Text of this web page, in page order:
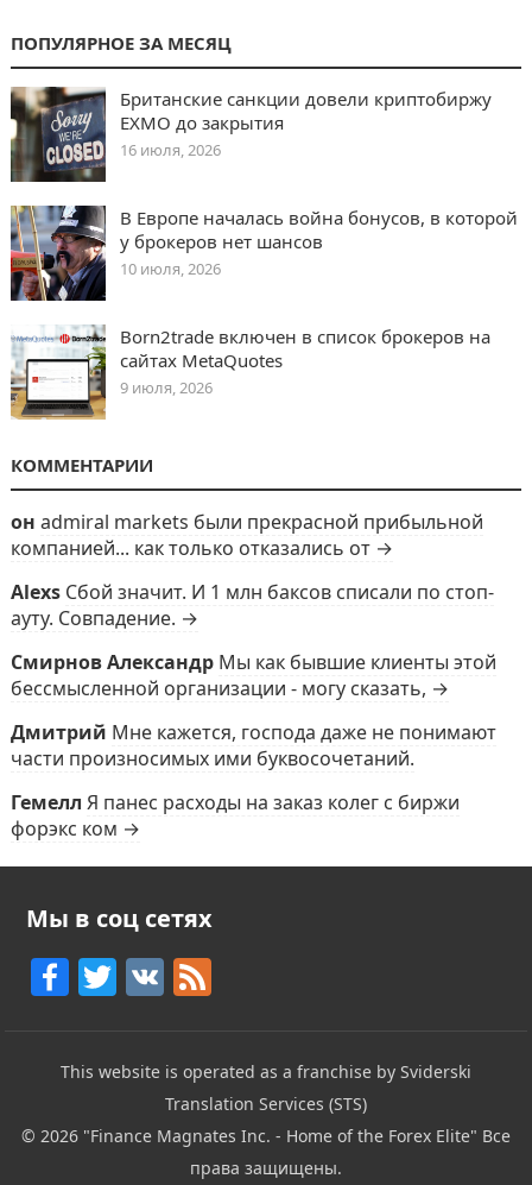
ПОПУЛЯРНОЕ ЗА МЕСЯЦ
Британские санкции довели криптобиржу
EXMO до закрытия
16 июля, 2026
В Европе началась война бонусов, в которой
у брокеров нет шансов
10 июля, 2026
Born2trade включен в список брокеров на
сайтах MetaQuotes
9 июля, 2026
КОММЕНТАРИИ
он admiral markets были прекрасной прибыльной
компанией... как только отказались от →
Alexs Сбой значит. И 1 млн баксов списали по стоп-
ауту. Совпадение. →
Смирнов Александр Мы как бывшие клиенты этой
бессмысленной организации - могу сказать, →
Дмитрий Мне кажется, господа даже не понимают
части произносимых ими буквосочетаний.
Гемелл Я панес расходы на заказ колег с биржи
форэкс ком →
Мы в соц сетях
F
c
e
b
T
itt
er
V F
e
d
This website is operated as a franchise by Sviderski
Translation Services (STS)
© 2026 "Finance Magnates Inc. - Home of the Forex Elite" Все
права защищены.